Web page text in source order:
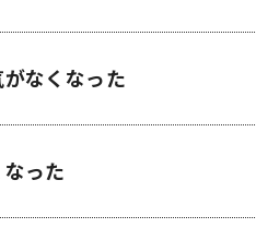
なくなった
った